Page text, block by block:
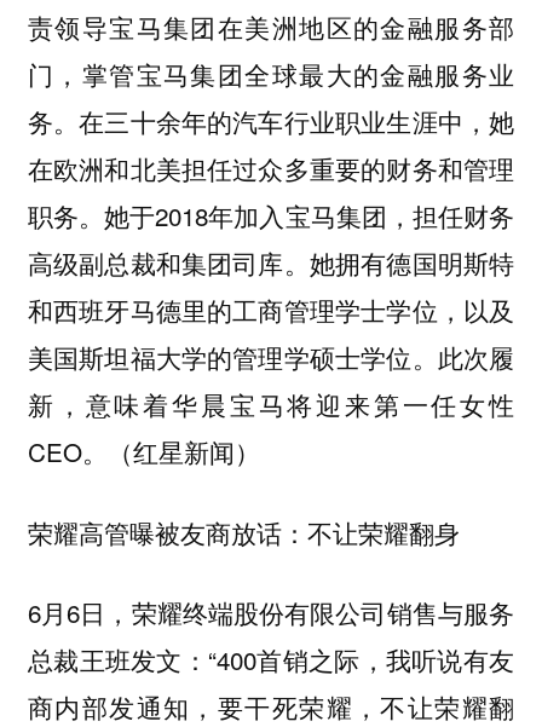
责领导宝马集团在美洲地区的金融服务部
门，掌管宝马集团全球最大的金融服务业
务。在三十余年的汽车行业职业生涯中，她
在欧洲和北美担任过众多重要的财务和管理
职务。她于2018年加入宝马集团，担任财务
高级副总裁和集团司库。她拥有德国明斯特
和西班牙马德里的工商管理学士学位，以及
美国斯坦福大学的管理学硕士学位。此次履
新，意味着华晨宝马将迎来第一任女性
CEO。（红星新闻）
荣耀高管曝被友商放话：不让荣耀翻身
6月6日，荣耀终端股份有限公司销售与服务
总裁王班发文：“400首销之际，我听说有友
商内部发通知，要干死荣耀，不让荣耀翻